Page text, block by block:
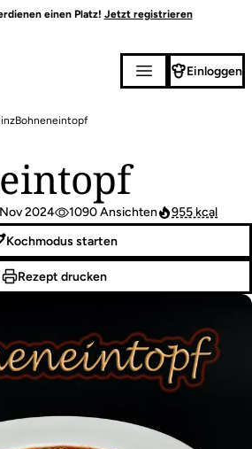
einen Platz! Jetzt registrieren
Einloggen
Bohneneintopf
2024 1090 Ansichten 955 kcal
Kochmodus starten
Rezept drucken